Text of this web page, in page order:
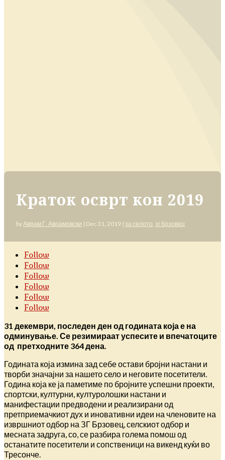
Краток осврт кон 2019
byАврам Г. Аврамовски | Dec 31, 2019 | за селото, зг брзовец
Follow
Follow
Follow
Follow
Follow
Follow
31 декември, последен ден од годината која е на
одминување. Се резимираат успесите и впечатоците
од претходните 364 дена.
Годината која измина зад себе остави бројни настани и
творби значајни за нашето село и неговите посетители.
Година која ке ја паметиме по бројните успешни проекти,
спортски, културни, културолошки настани и
манифестации предводени и реализирани од
претприемачкиот дух и иновативни идеи на членовите на
извршниот одбор на ЗГ Брзовец, селскиот одбор и
месната задруга, со, се разбира голема помош од
останатите посетители и сопственици на викенд куќи во
Тресонче.